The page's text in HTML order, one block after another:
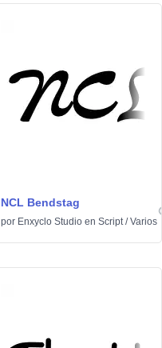
NCL Bendstag
por Enxyclo Studio en Script/Varios